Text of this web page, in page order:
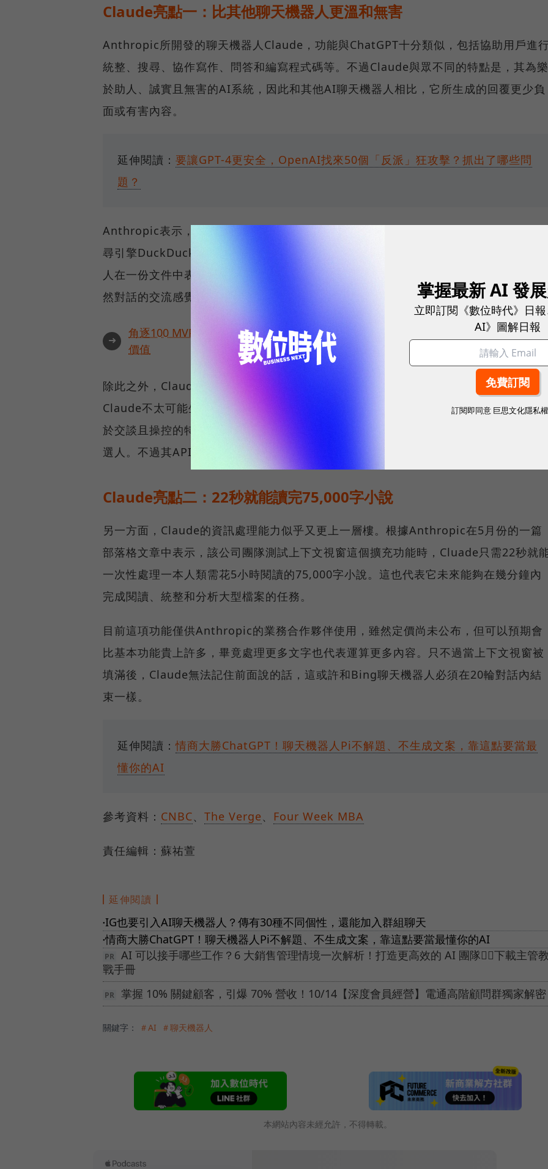
Claude亮點一：比其他聊天機器人更溫和無害
Anthropic所開發的聊天機器人Claude，功能與ChatGPT十分類似，包括協助用戶進
統整、搜尋、協作寫作、問答和編寫程式碼等。不過Claude與眾不同的特點是，其為樂
於助人、誠實且無害的AI系統，因此和其他AI聊天機器人相比，它所生成的回覆更少負
面或有害內容。
延伸閱讀： 要讓GPT-4更安全，OpenAI找來50個「反派」狂攻擊？抓出了哪些問
題？
Anthropic表示，該公司在過去幾個月內與筆記軟體Notion、線上問答網站Quora和搜
尋引擎DuckDuckGo等合作夥伴進行封閉測試，以提升其能力。Quora的通訊部門負責
人在一份文件中表示，用戶認為Claude的回覆相當詳細且易於理解，他們都喜歡這種自
然對話的交流感覺。
➜
角逐100 MVP盛典雙重榮耀！國際品牌X經理人特別肯定，展現AI時代最具潛力的核心
價值
除此之外，Claude也將透過API支援企業和非營利組織的需求。該公司於公告中表示，
Claude不太可能生成有害產出，再加上用戶可以自由指導其個性、語氣和行為，這樣易
於交談且操控的特性，讓Claude成為客戶服務或與客戶互動相關業務解決方案的主要候
選人。不過其API訪問使用的定價尚未公開。
Claude亮點二：22秒就能讀完75,000字小說
另一方面，Claude的資訊處理能力似乎又更上一層樓。根據Anthropic在5月份的一篇
部落格文章中表示，該公司團隊測試上下文視窗這個擴充功能時，Cluade只需22秒就
一次性處理一本人類需花5小時閱讀的75,000字小說。這也代表它未來能夠在幾分鐘內
完成閱讀、統整和分析大型檔案的任務。
目前這項功能僅供Anthropic的業務合作夥伴使用，雖然定價尚未公布，但可以預期會
比基本功能貴上許多，畢竟處理更多文字也代表運算更多內容。只不過當上下文視窗被
填滿後，Claude無法記住前面說的話，這或許和Bing聊天機器人必須在20輪對話內結
束一樣。
延伸閱讀： 情商大勝ChatGPT！聊天機器人Pi不解題、不生成文案，靠這點要當最
懂你的AI
參考資料： CNBC、 The Verge、 Four Week MBA
責任編輯：蘇祐萱
延伸閱讀
●IG也要引入AI聊天機器人？傳有30種不同個性，還能加入群組聊天
●情商大勝ChatGPT！聊天機器人Pi不解題、不生成文案，靠這點要當最懂你的AI
AI 可以接手哪些工作？6 大銷售管理情境一次解析！打造更高效的 AI 團隊👉🏻下載主管
戰手冊
掌握 10% 關鍵顧客，引爆 70% 營收！10/14【深度會員經營】電通高階顧問群獨家解密
關鍵字： ＃AI ＃聊天機器人
本網站內容未經允許，不得轉載。
掌握最新 AI 發
立即訂閱《數位時代》日
AI》圖解日報
訂閱即同意 巨思文化隱私